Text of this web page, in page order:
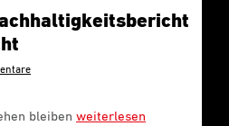
bleiben weiterlesen